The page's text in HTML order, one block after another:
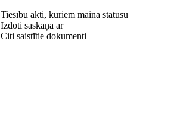
Tiesību akti, kuriem maina statusu
Izdoti saskaņā ar
Citi saistītie dokumenti